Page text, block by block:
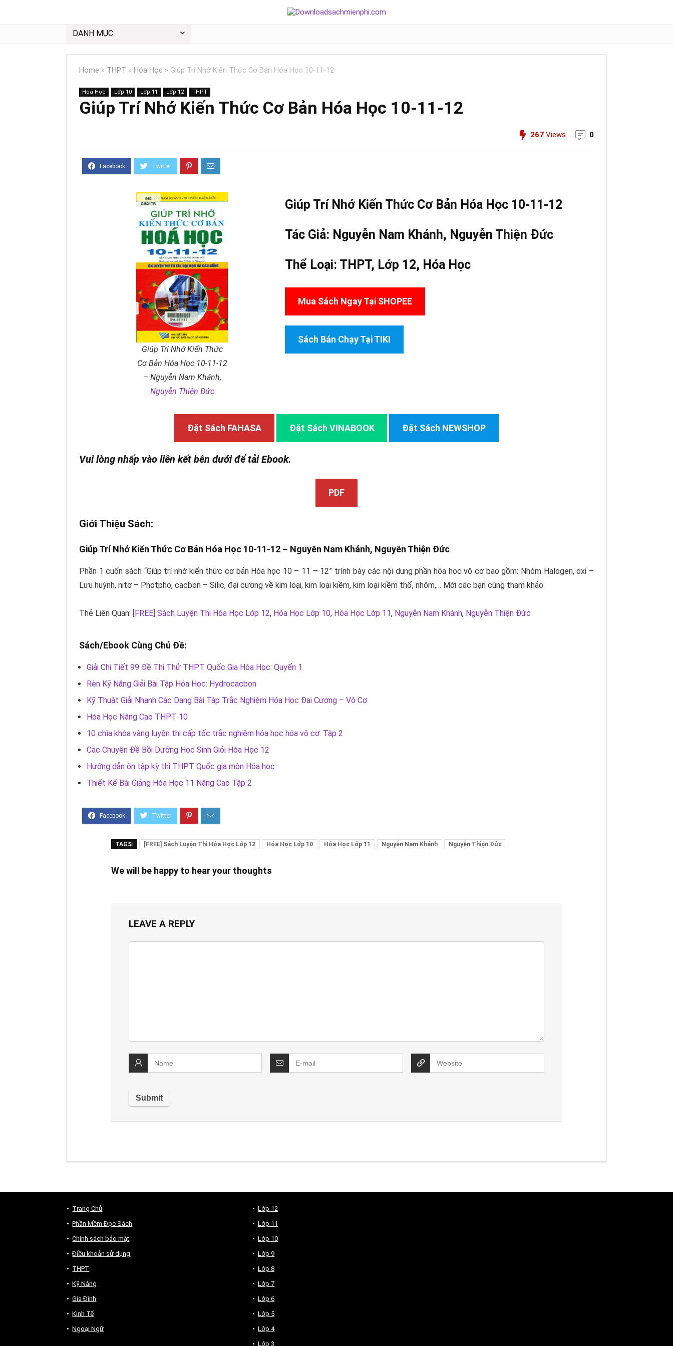
DANH MỤC
Home » THPT » Hóa Học » Giúp Trí Nhớ Kiến Thức Cơ Bản Hóa Học 10-11-12
Hóa Học Lớp 10 Lớp 11 Lớp 12 THPT
Giúp Trí Nhớ Kiến Thức Cơ Bản Hóa Học 10-11-12
267 Views 0
Giúp Trí Nhớ Kiến Thức
Cơ Bản Hóa Học 10-11-12
– Nguyễn Nam Khánh,
Nguyễn Thiện Đức
Giúp Trí Nhớ Kiến Thức Cơ Bản Hóa Học 10-11-12
Tác Giả: Nguyễn Nam Khánh, Nguyễn Thiện Đức
Thể Loại: THPT, Lớp 12, Hóa Học
Mua Sách Ngay Tại SHOPEE
Sách Bán Chạy Tại TIKI
Đặt Sách FAHASA Đặt Sách VINABOOK Đặt Sách NEWSHOP
Vui lòng nhấp vào liên kết bên dưới để tải Ebook.
PDF
Giới Thiệu Sách:
Giúp Trí Nhớ Kiến Thức Cơ Bản Hóa Học 10-11-12 – Nguyễn Nam Khánh, Nguyễn Thiện Đức
Phần 1 cuốn sách “Giúp trí nhớ kiến thức cơ bản Hóa học 10 – 11 – 12” trình bày các nội dung phần hóa học vô cơ bao gồm: Nhóm Halogen, oxi –
Lưu huỳnh, nitơ – Photpho, cacbon – Silic, đại cương về kim loại, kim loại kiềm, kim loại kiềm thổ, nhôm,… Mời các bạn cùng tham khảo.
Thẻ Liên Quan: [FREE] Sách Luyện Thi Hóa Học Lớp 12, Hóa Học Lớp 10, Hóa Học Lớp 11, Nguyễn Nam Khánh, Nguyễn Thiện Đức
Sách/Ebook Cùng Chủ Đề:
Giải Chi Tiết 99 Đề Thi Thử THPT Quốc Gia Hóa Học: Quyển 1
Rèn Kỹ Năng Giải Bài Tập Hóa Học: Hydrocacbon
Kỹ Thuật Giải Nhanh Các Dạng Bài Tập Trắc Nghiệm Hóa Học Đại Cương – Vô Cơ
Hóa Học Nâng Cao THPT 10
10 chìa khóa vàng luyện thi cấp tốc trắc nghiệm hóa học hóa vô cơ: Tập 2
Các Chuyên Đề Bồi Dưỡng Học Sinh Giỏi Hóa Học 12
Hướng dẫn ôn tập kỳ thi THPT Quốc gia môn Hóa học
Thiết Kế Bài Giảng Hóa Học 11 Nâng Cao Tập 2
TAGS: [FREE] Sách Luyện Thi Hóa Học Lớp 12 Hóa Học Lớp 10 Hóa Học Lớp 11 Nguyễn Nam Khánh Nguyễn Thiện Đức
We will be happy to hear your thoughts
LEAVE A REPLY
Trang Chủ
Phần Mềm Đọc Sách
Chính sách bảo mật
Điều khoản sử dụng
THPT
Kỹ Năng
Gia Đình
Kinh Tế
Ngoại Ngữ
Lớp 12
Lớp 11
Lớp 10
Lớp 9
Lớp 8
Lớp 7
Lớp 6
Lớp 5
Lớp 4
Lớp 3